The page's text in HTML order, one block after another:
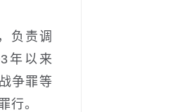
负责调
年以来
争罪等
行。